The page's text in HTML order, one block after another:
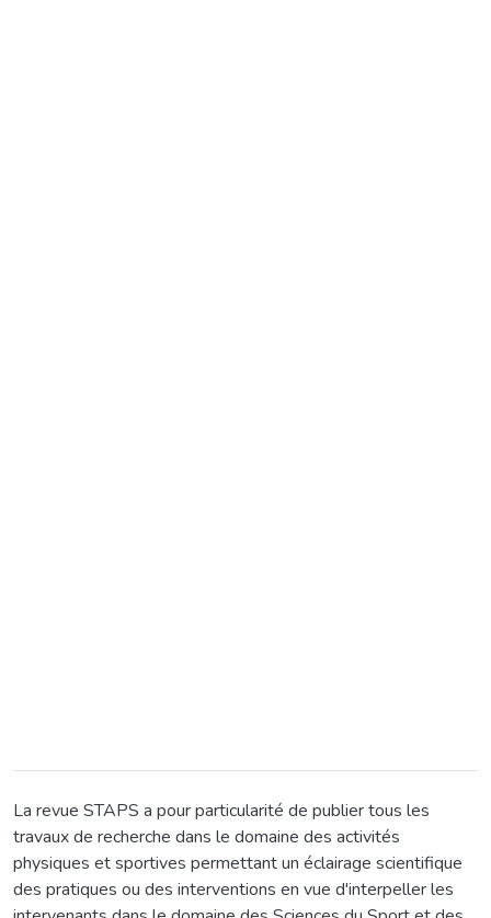
La revue STAPS a pour particularité de publier tous les
travaux de recherche dans le domaine des activités
physiques et sportives permettant un éclairage scientifique
des pratiques ou des interventions en vue d'interpeller les